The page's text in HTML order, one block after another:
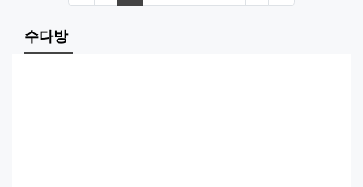
수다방